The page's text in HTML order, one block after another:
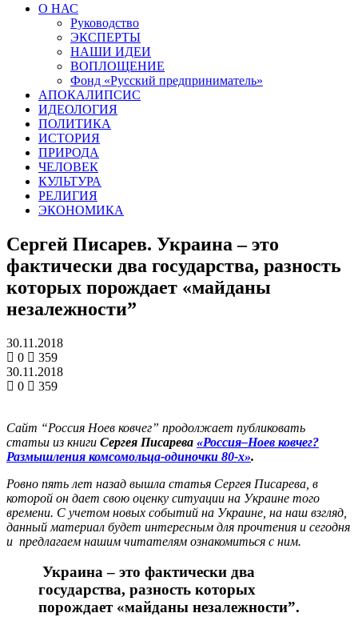
О НАС
Руководство
ЭКСПЕРТЫ
НАШИ ИДЕИ
ВОПЛОЩЕНИЕ
Фонд «Русский предприниматель»
АПОКАЛИПСИС
ИДЕОЛОГИЯ
ПОЛИТИКА
ИСТОРИЯ
ПРИРОДА
ЧЕЛОВЕК
КУЛЬТУРА
РЕЛИГИЯ
ЭКОНОМИКА
Сергей Писарев. Украина – это
фактически два государства, разность
которых порождает «майданы
незалежности”
30.11.2018
0
359
30.11.2018
0
359
Сайт “Россия Ноев ковчег” продолжает публиковать
статьи из книги Сергея Писарева «Россия–Ноев ковчег?
Размышления комсомольца-одиночки 80-х».
Ровно пять лет назад вышла статья Сергея Писарева, в
которой он дает свою оценку ситуации на Украине того
времени. С учетом новых событий на Украине, на наш взгляд,
данный материал будет интересным для прочтения и сегодня
и предлагаем нашим читателям ознакомиться с ним.
Украина – это фактически два
государства, разность которых
порождает «майданы незалежности”.